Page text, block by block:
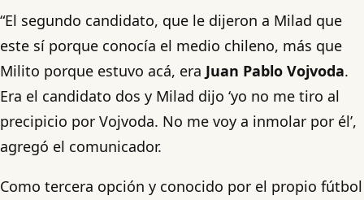
“El segundo candidato, que le dijeron a Milad que
este sí porque conocía el medio chileno, más que
Milito porque estuvo acá, era Juan Pablo Vojvoda.
Era el candidato dos y Milad dijo ‘yo no me tiro al
precipicio por Vojvoda. No me voy a inmolar por él’,
agregó el comunicador.
Como tercera opción y conocido por el propio fútbol